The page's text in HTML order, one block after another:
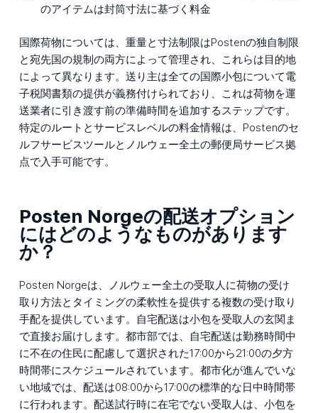
のアイテムは封筒寸法に基づく料金
国際荷物については、重量と寸法制限はPostenの独自制限
と宛先国の規制の両方によって管理され、これらは目的地
によって異なります。送り主は全ての国際小包について電
子税関書類の提供が義務付けられており、これは荷物を運
送業者に引き渡す前の準備時間を追加するステップです。
特定のルートとサービスレベルの料金情報は、Postenのセ
ルフサービスツールとノルウェー全土の郵便局サービス拠
点で入手可能です。
Posten Norgeの配送オプション
にはどのようなものがあります
か？
Posten Norgeは、ノルウェー全土の受取人に荷物の受け
取り方法とタイミングの柔軟性を提供する複数の受け取り
手配を提供しています。自宅配送は小包を受取人の玄関ま
で直接お届けします。都市部では、自宅配送は勤務時間中
に不在の住民に配慮して選択された17:00から21:00の夕方
時間帯にスケジュールされています。都市化が進んでいな
い地域では、配送は08:00から17:00の標準的な日中時間帯
に行われます。配送試行時に在宅でない受取人は、小包を